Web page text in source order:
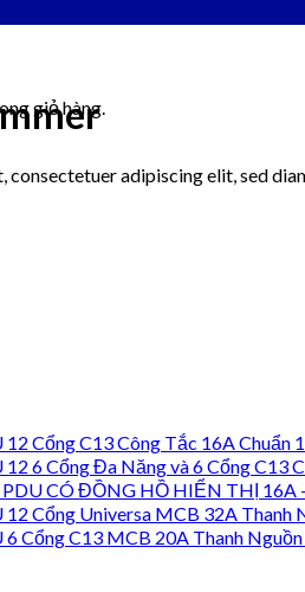
giỏ hàng.
consectetuer adipiscing elit, sed
Thanh
Thanh